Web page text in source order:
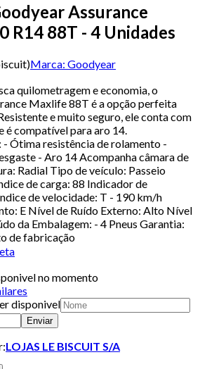
Assurance
R14 88T - 4 Unidades
)Marca: Goodyear
quilometragem e economia, o
Maxlife 88T é a opção perfeita
e muito seguro, ele conta com
é compatível para aro 14.
Ótima resistência de rolamento -
- Aro 14 Acompanha câmara de
Radial Tipo de veículo: Passeio
de carga: 88 Indicador de
de velocidade: T - 190 km/h
E Nível de Ruído Externo: Alto Nível
da Embalagem: - 4 Pneus Garantia:
de fabricação
no momento
disponivel
Enviar
LOJAS LE BISCUIT S/A